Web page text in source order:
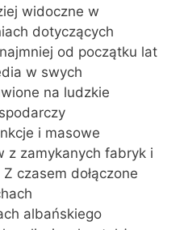
widoczne w
dotyczących
od początku lat
w swych
na ludzkie
i masowe
z zamykanych fabryk i
czasem dołączone
albańskiego